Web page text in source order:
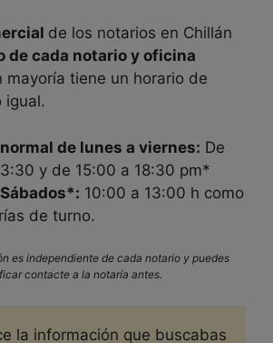
de los notarios en Chillán
de cada notario y oficina
mayoría tiene un horario de
igual.
de lunes a viernes: De
y de 15:00 a 18:30 pm*
10:00 a 13:00 h como
de turno.
es independiente de cada notario y puedes
contacte a la notaría antes.
la información que buscabas